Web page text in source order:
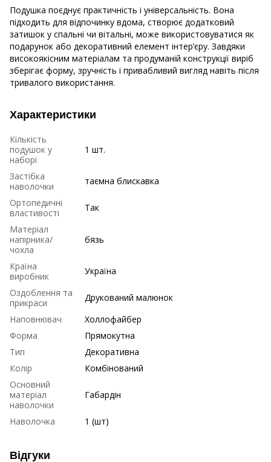
Подушка поєднує практичність і універсальність. Вона
підходить для відпочинку вдома, створює додатковий
затишок у спальні чи вітальні, може використовуватися як
подарунок або декоративний елемент інтер’єру. Завдяки
високоякісним матеріалам та продуманій конструкції виріб
зберігає форму, зручність і привабливий вигляд навіть після
тривалого використання.
Характеристики
Кількість
подушок у
наборі
1 шт.
Застібка
наволочки
таємна блискавка
Ортопедичні
властивості
Так
Матеріал
напірника/
чохла
бязь
Країна
виробник
Україна
Оздоблення та
прикраси
Друкований малюнок
Наповнювач
Холлофайбер
Форма
Прямокутна
Тип
Декоративна
Колір
Комбінований
Основний
матеріал
наволочки
Габардін
Наволочка 1 (шт)
Відгуки